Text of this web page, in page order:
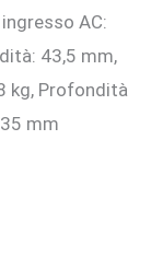
AC:
43,5 mm,
kg, Profondità
mm